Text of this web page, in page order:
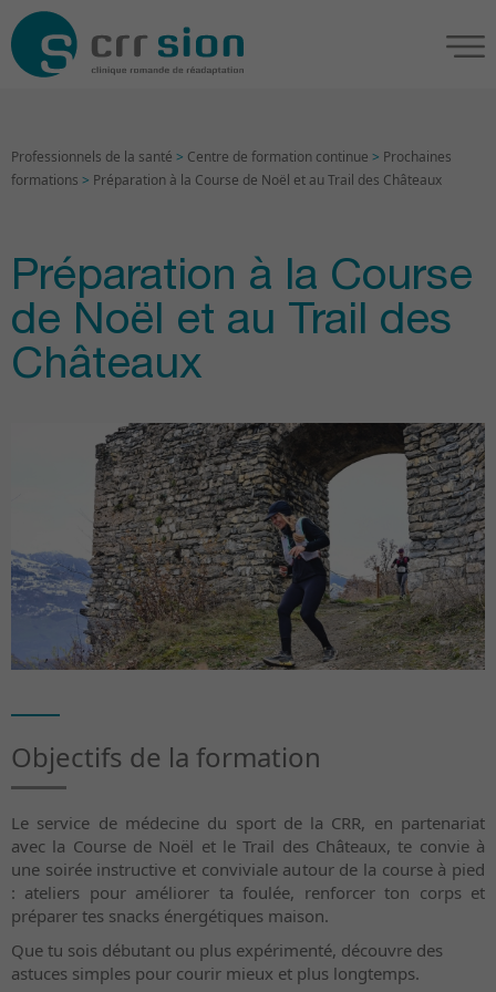
Professionnels de la santé > Centre de formation continue > Prochaines
formations > Préparation à la Course de Noël et au Trail des Châteaux
Préparation à la Course
de Noël et au Trail des
Châteaux
Objectifs de la formation
Le service de médecine du sport de la CRR, en partenariat
avec la Course de Noël et le Trail des Châteaux, te convie à
une soirée instructive et conviviale autour de la course à pied
: ateliers pour améliorer ta foulée, renforcer ton corps et
préparer tes snacks énergétiques maison.
Que tu sois débutant ou plus expérimenté, découvre des
astuces simples pour courir mieux et plus longtemps.